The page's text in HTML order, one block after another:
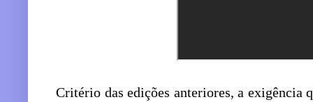
Critério das edições anteriores, a exigência